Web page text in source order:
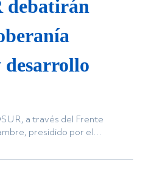
debatirán
a través del Frente
presidido por el
la Audiencia Pública